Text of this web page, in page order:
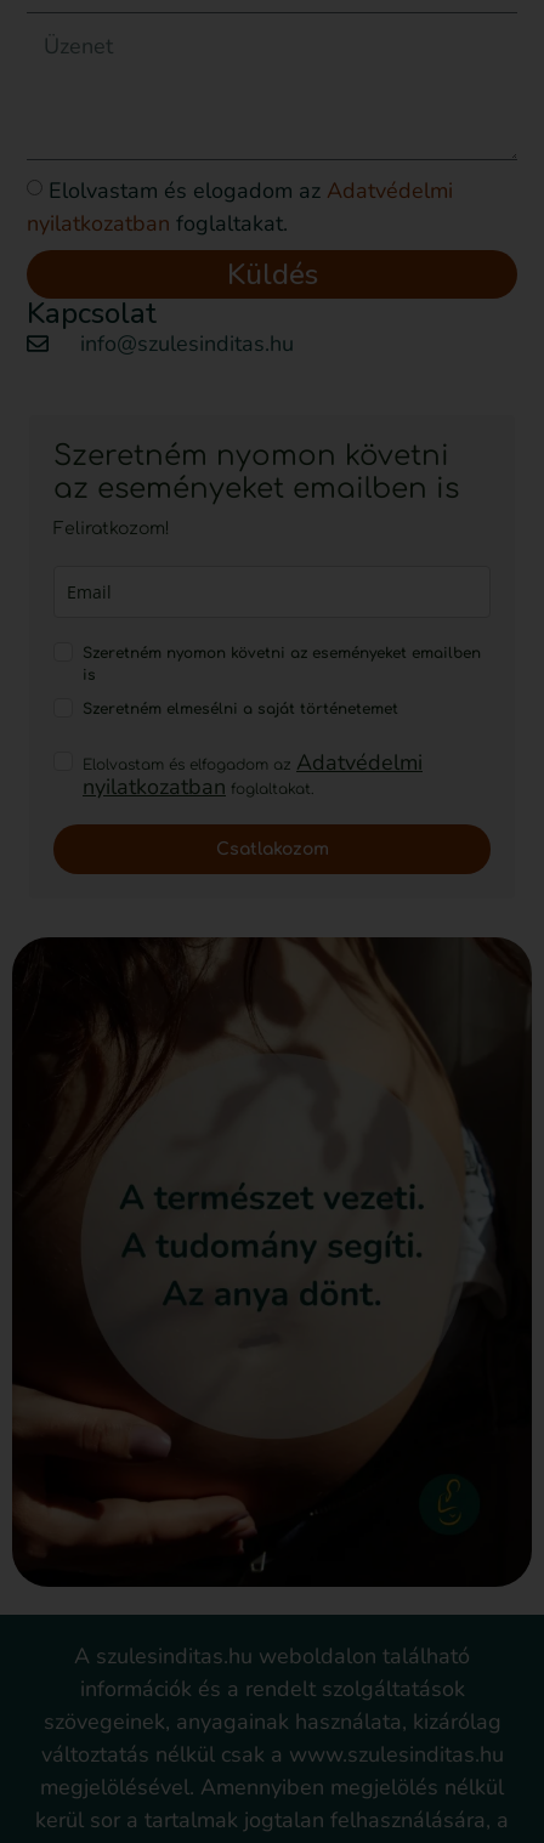
Elolvastam és elogadom az Adatvédelmi
nyilatkozatban foglaltakat.
Küldés
Kapcsolat
info@szulesinditas.hu
Szeretném nyomon követni
az eseményeket emailben is
Feliratkozom!
Szeretném nyomon követni az eseményeket emailben
is
Szeretném elmesélni a saját történetemet
Elolvastam és elfogadom az Adatvédelmi
nyilatkozatban foglaltakat.
Csatlakozom
A szulesinditas.hu weboldalon található
információk és a rendelt szolgáltatások
szövegeinek, anyagainak használata, kizárólag
változtatás nélkül csak a www.szulesinditas.hu
megjelölésével. Amennyiben megjelölés nélkül
kerül sor a tartalmak jogtalan felhasználására, a